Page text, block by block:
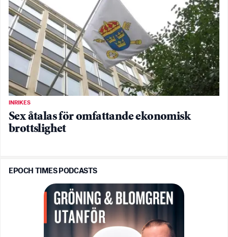
INRIKES
Sex åtalas för omfattande ekonomisk
brottslighet
EPOCH TIMES PODCASTS